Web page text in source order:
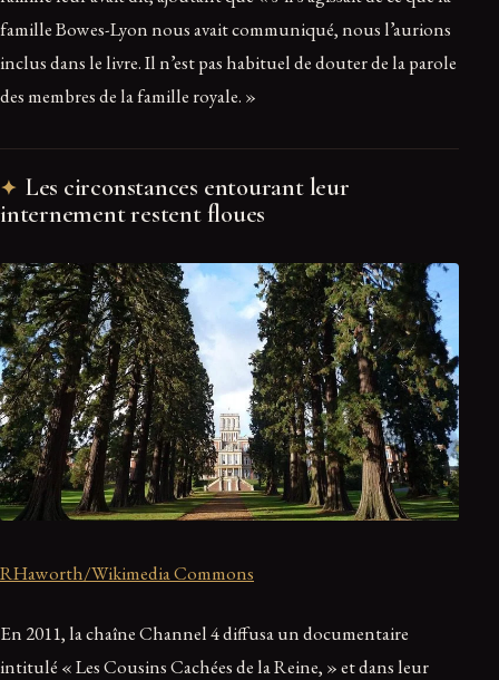
famille Bowes-Lyon nous avait communiqué, nous l’aurions
inclus dans le livre. Il n’est pas habituel de douter de la parole
des membres de la famille royale. »
Les circonstances entourant leur
internement restent floues
RHaworth/Wikimedia Commons
En 2011, la chaîne Channel 4 diffusa un documentaire
intitulé « Les Cousins Cachées de la Reine, » et dans leur